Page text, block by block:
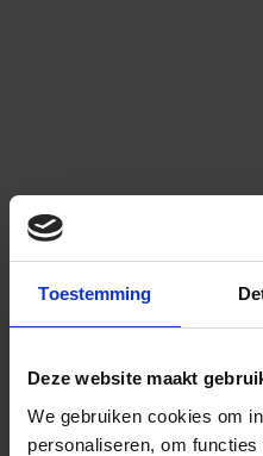
Toestemming
Deze website maakt
We gebruiken cookies om
personaliseren, om